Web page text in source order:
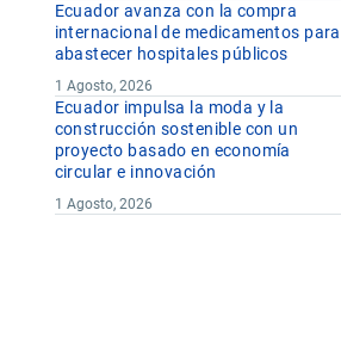
Ecuador avanza con la compra
internacional de medicamentos para
abastecer hospitales públicos
1 Agosto, 2026
Ecuador impulsa la moda y la
construcción sostenible con un
proyecto basado en economía
circular e innovación
1 Agosto, 2026